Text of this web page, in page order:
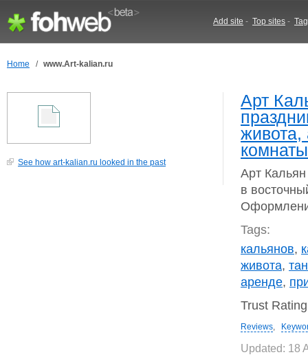
Add site - Top sites -
Home / www.Art-kalian.ru
See how art-kalian.ru looked in the past
Арт
Арт
в
Tags:
кальянов,
живота,
аренде,
Trust
Reviews,
Updated: 18